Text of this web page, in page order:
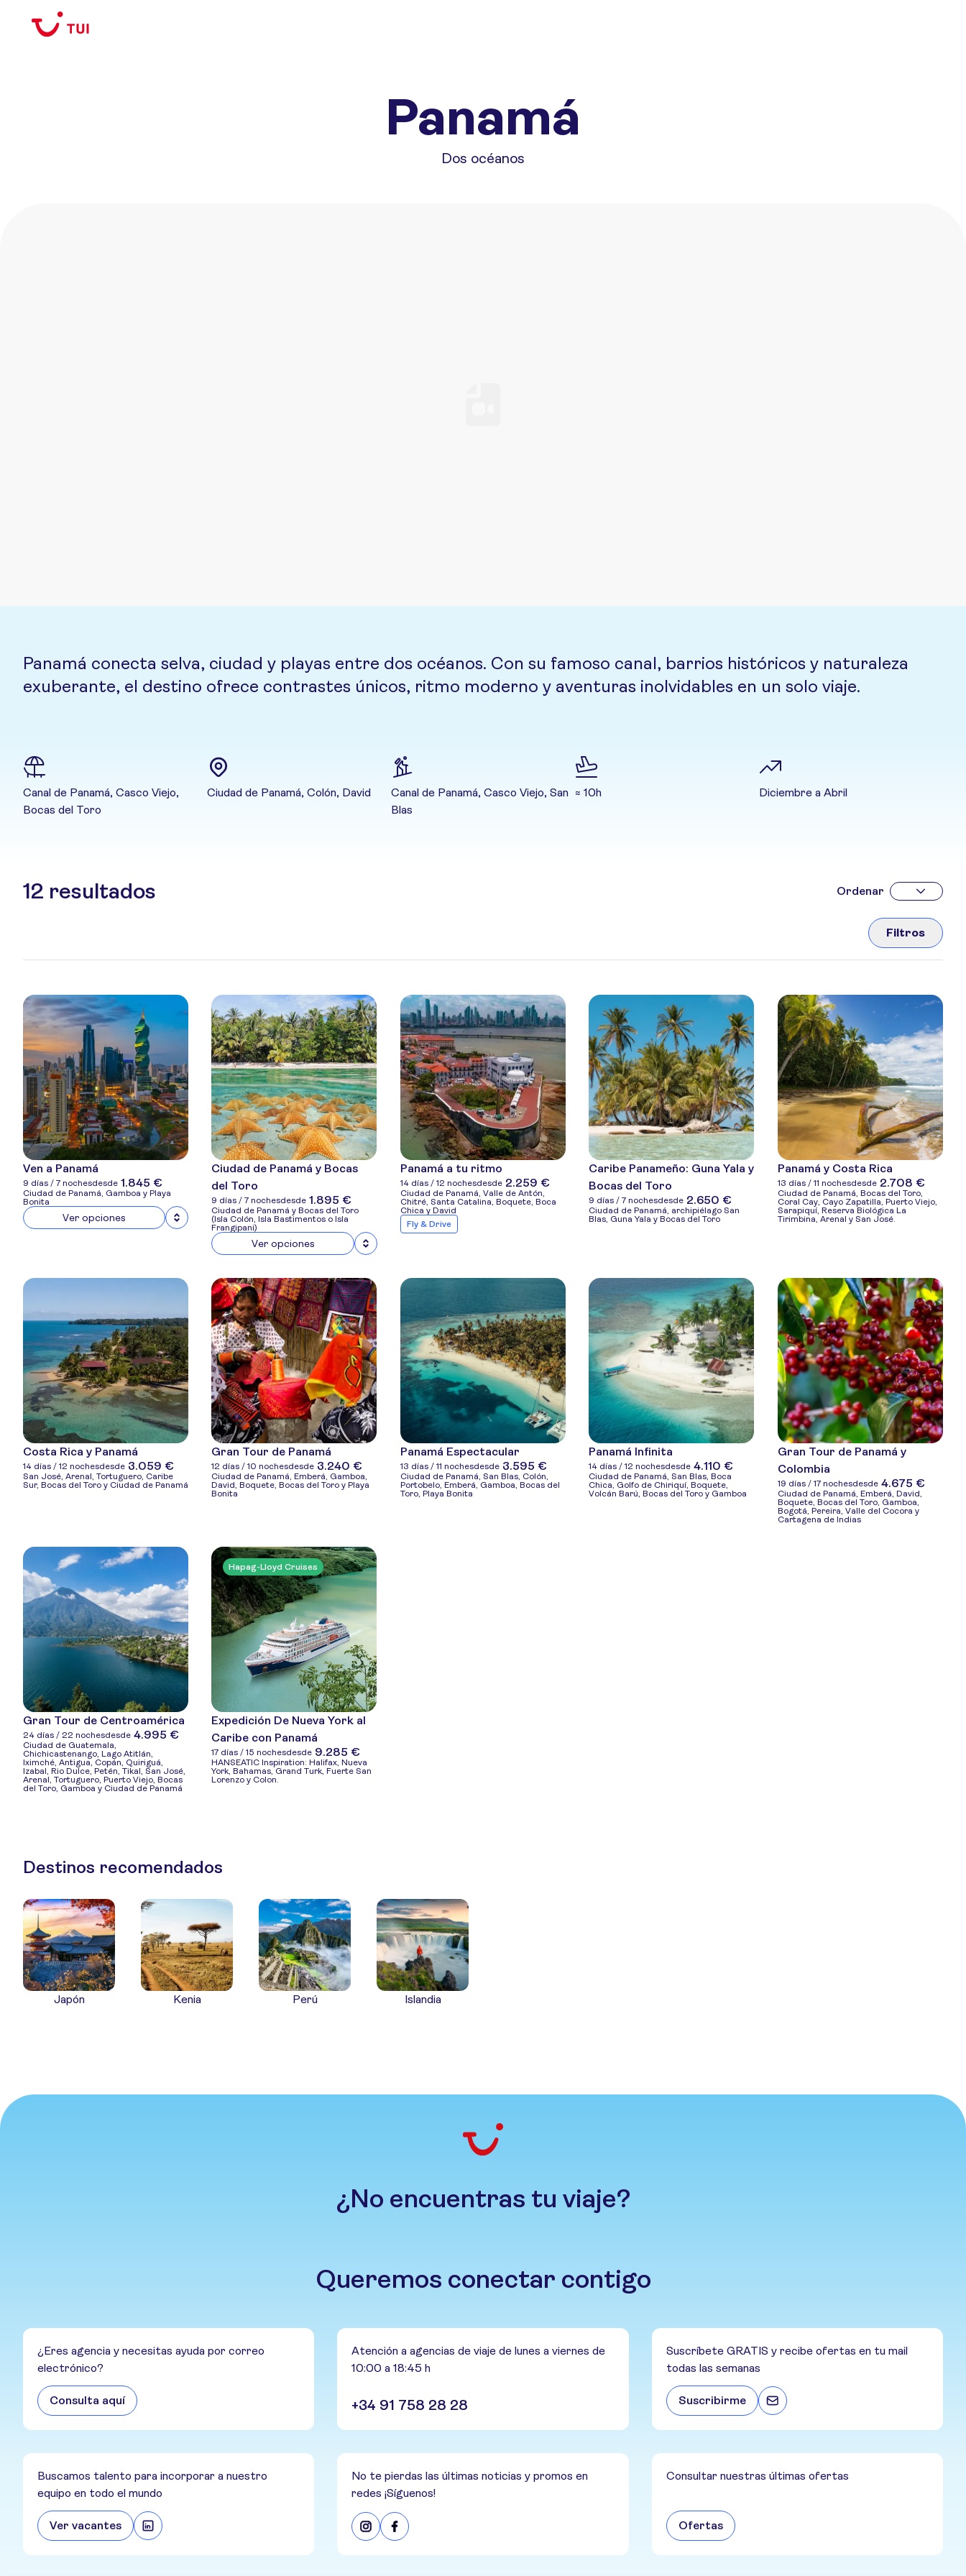
Panamá
Dos océanos
Panamá conecta selva, ciudad y playas entre dos océanos. Con su famoso canal, barrios históricos y naturaleza
exuberante, el destino ofrece contrastes únicos, ritmo moderno y aventuras inolvidables en un solo viaje.
Canal de Panamá, Casco Viejo,
Bocas del Toro
Ciudad de Panamá, Colón, David
Canal de Panamá, Casco Viejo, San
Blas
≈ 10h Diciembre a Abril
12 resultados Ordenar
Filtros
Ven a Panamá
9 días / 7 nochesdesde 1.845 €
Ciudad de Panamá, Gamboa y Playa
Bonita
Ver opciones
Ciudad de Panamá y Bocas
del Toro
9 días / 7 nochesdesde 1.895 €
Ciudad de Panamá y Bocas del Toro
(Isla Colón, Isla Bastimentos o Isla
Frangipani)
Ver opciones
Panamá a tu ritmo
14 días / 12 nochesdesde 2.259 €
Ciudad de Panamá, Valle de Antón,
Chitré, Santa Catalina, Boquete, Boca
Chica y David
Fly & Drive
Caribe Panameño: Guna Yala y
Bocas del Toro
9 días / 7 nochesdesde 2.650 €
Ciudad de Panamá, archipiélago San
Blas, Guna Yala y Bocas del Toro
Panamá y Costa Rica
13 días / 11 nochesdesde 2.708 €
Ciudad de Panamá, Bocas del Toro,
Coral Cay, Cayo Zapatilla, Puerto Viejo,
Sarapiquí, Reserva Biológica La
Tirimbina, Arenal y San José.
Costa Rica y Panamá
14 días / 12 nochesdesde 3.059 €
San José, Arenal, Tortuguero, Caribe
Sur, Bocas del Toro y Ciudad de Panamá
Gran Tour de Panamá
12 días / 10 nochesdesde 3.240 €
Ciudad de Panamá, Emberá, Gamboa,
David, Boquete, Bocas del Toro y Playa
Bonita
Panamá Espectacular
13 días / 11 nochesdesde 3.595 €
Ciudad de Panamá, San Blas, Colón,
Portobelo, Emberá, Gamboa, Bocas del
Toro, Playa Bonita
Panamá Infinita
14 días / 12 nochesdesde 4.110 €
Ciudad de Panamá, San Blas, Boca
Chica, Golfo de Chiriquí, Boquete,
Volcán Barú, Bocas del Toro y Gamboa
Gran Tour de Panamá y
Colombia
19 días / 17 nochesdesde 4.675 €
Ciudad de Panamá, Emberá, David,
Boquete, Bocas del Toro, Gamboa,
Bogotá, Pereira, Valle del Cocora y
Cartagena de Indias
Gran Tour de Centroamérica
24 días / 22 nochesdesde 4.995 €
Ciudad de Guatemala,
Chichicastenango, Lago Atitlán,
Iximché, Antigua, Copán, Quiriguá,
Izabal, Rio Dulce, Petén, Tikal, San José,
Arenal, Tortuguero, Puerto Viejo, Bocas
del Toro, Gamboa y Ciudad de Panamá
Hapag-Lloyd Cruises
Expedición De Nueva York al
Caribe con Panamá
17 días / 15 nochesdesde 9.285 €
HANSEATIC Inspiration: Halifax, Nueva
York, Bahamas, Grand Turk, Fuerte San
Lorenzo y Colon.
Destinos recomendados
Japón Kenia Perú Islandia
¿No encuentras tu viaje?
Queremos conectar contigo
¿Eres agencia y necesitas ayuda por correo
electrónico?
Consulta aquí
Atención a agencias de viaje de lunes a viernes de
10:00 a 18:45 h
+34 91 758 28 28
Suscríbete GRATIS y recibe ofertas en tu mail
todas las semanas
Suscribirme
Buscamos talento para incorporar a nuestro
equipo en todo el mundo
Ver vacantes
No te pierdas las últimas noticias y promos en
redes ¡Síguenos!
Consultar nuestras últimas ofertas
Ofertas